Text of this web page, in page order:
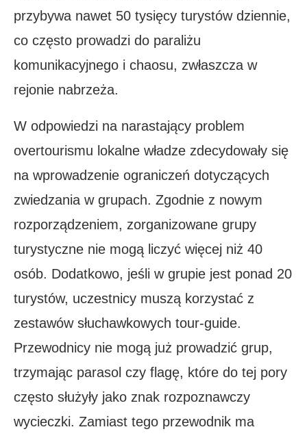
przybywa nawet 50 tysięcy turystów dziennie,
co często prowadzi do paraliżu
komunikacyjnego i chaosu, zwłaszcza w
rejonie nabrzeża.
W odpowiedzi na narastający problem
overtourismu lokalne władze zdecydowały się
na wprowadzenie ograniczeń dotyczących
zwiedzania w grupach. Zgodnie z nowym
rozporządzeniem, zorganizowane grupy
turystyczne nie mogą liczyć więcej niż 40
osób. Dodatkowo, jeśli w grupie jest ponad 20
turystów, uczestnicy muszą korzystać z
zestawów słuchawkowych tour-guide.
Przewodnicy nie mogą już prowadzić grup,
trzymając parasol czy flagę, które do tej pory
często służyły jako znak rozpoznawczy
wycieczki. Zamiast tego przewodnik ma